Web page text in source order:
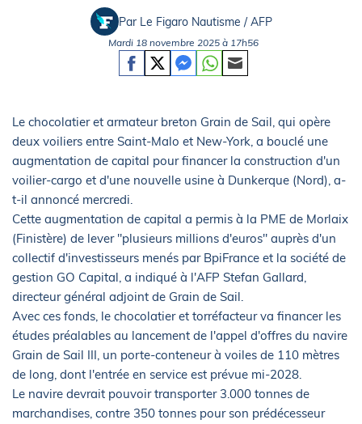
Par Le Figaro Nautisme / AFP
Mardi 18 novembre 2025 à 17h56
Le chocolatier et armateur breton Grain de Sail, qui opère
deux voiliers entre Saint-Malo et New-York, a bouclé une
augmentation de capital pour financer la construction d'un
voilier-cargo et d'une nouvelle usine à Dunkerque (Nord), a-
t-il annoncé mercredi.
Cette augmentation de capital a permis à la PME de Morlaix
(Finistère) de lever "plusieurs millions d'euros" auprès d'un
collectif d'investisseurs menés par BpiFrance et la société de
gestion GO Capital, a indiqué à l'AFP Stefan Gallard,
directeur général adjoint de Grain de Sail.
Avec ces fonds, le chocolatier et torréfacteur va financer les
études préalables au lancement de l'appel d'offres du navire
Grain de Sail III, un porte-conteneur à voiles de 110 mètres
de long, dont l'entrée en service est prévue mi-2028.
Le navire devrait pouvoir transporter 3.000 tonnes de
marchandises, contre 350 tonnes pour son prédécesseur